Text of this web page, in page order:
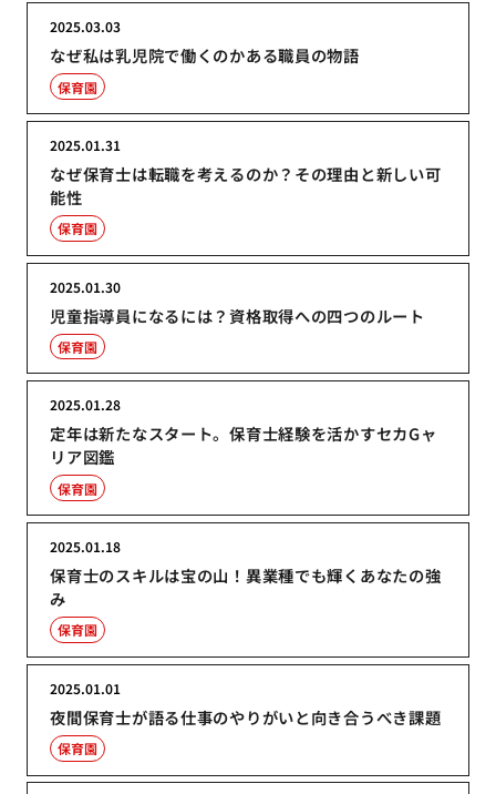
なぜ私は乳児院で働くのかある職員の物語
2025.03.03
保育園
なぜ保育士は転職を考えるのか？その理由と新しい可
能性
2025.01.31
保育園
児童指導員になるには？資格取得への四つのルート
2025.01.30
保育園
定年は新たなスタート。保育士経験を活かすセカGャ
リア図鑑
2025.01.28
保育園
保育士のスキルは宝の山！異業種でも輝くあなたの強
み
2025.01.18
保育園
夜間保育士が語る仕事のやりがいと向き合うべき課題
2025.01.01
保育園